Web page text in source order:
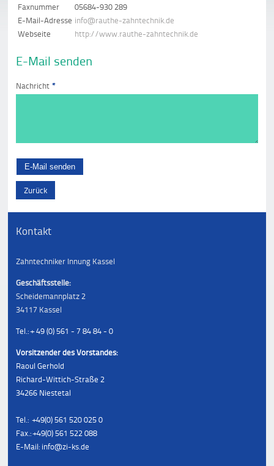
Faxnummer
05684-930 289
E-Mail-Adresse info@rauthe-zahntechnik.de
Webseite
http://www.rauthe-zahntechnik.de
E-Mail senden
Nachricht *
Zurück
Kontakt
Zahntechniker Innung Kassel
Geschäftsstelle:
Scheidemannplatz 2
34117 Kassel
Tel.: + 49 (0) 561 - 7 84 84 - 0
Vorsitzender des Vorstandes:
Raoul Gerhold
Richard-Wittich-Straße 2
34266 Niestetal
Tel.: +49(0) 561 520 025 0
Fax.: +49(0) 561 522 088
E-Mail: info@zi-ks.de